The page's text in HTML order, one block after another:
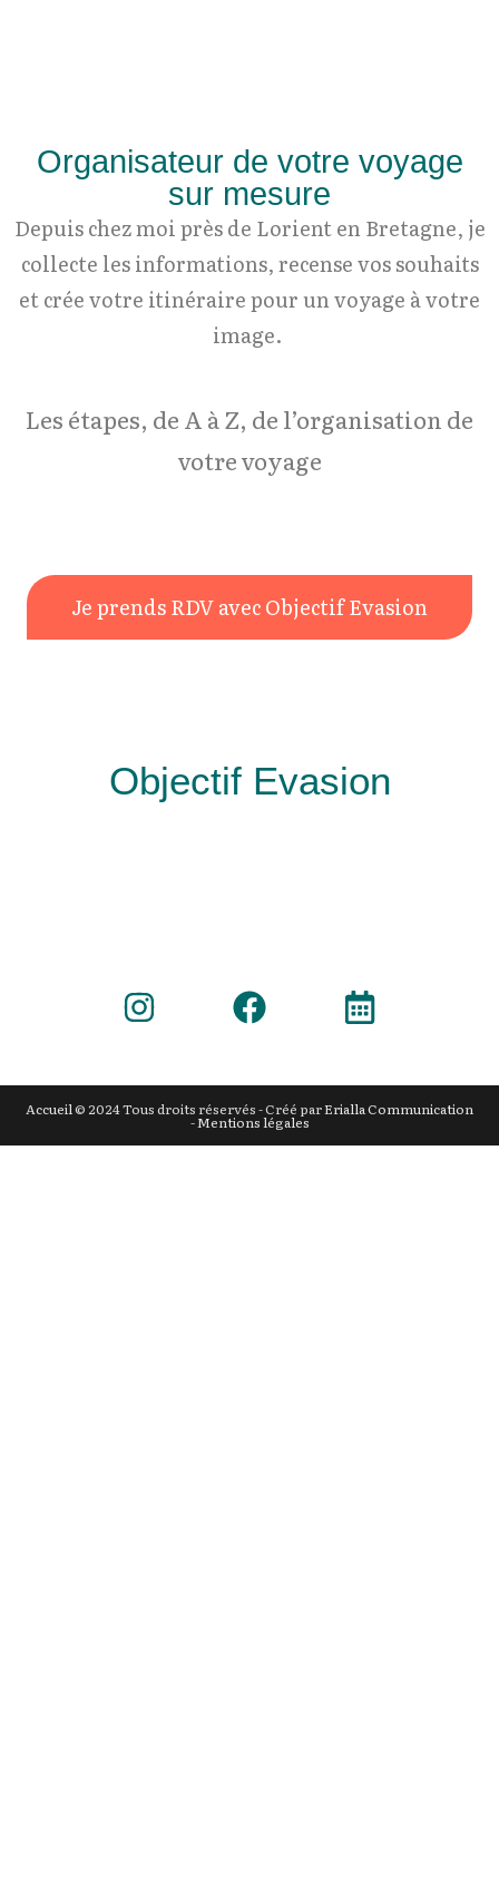
Organisateur de votre voyage
sur mesure
Depuis chez moi près de Lorient en Bretagne, je
collecte les informations, recense vos souhaits
et crée votre itinéraire pour un voyage à votre
image.
Les étapes, de A à Z, de l’organisation de
votre voyage
Je prends RDV avec Objectif Evasion
Objectif Evasion
Accueil© 2024 Tous droits réservés - Créé parErialla Communication
-Mentions légales